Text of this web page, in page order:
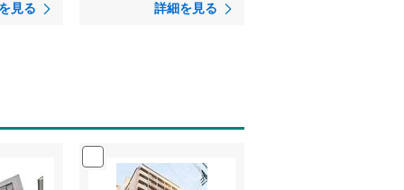
見る
詳細を見る